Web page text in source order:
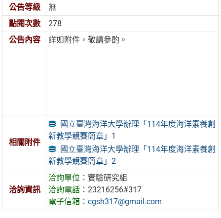
公告等級
無
點閱次數
278
公告內容
詳如附件，敬請參酌。
相關附件
國立臺灣海洋大學辦理「114年度海洋素養創
新教學競賽簡章」1
國立臺灣海洋大學辦理「114年度海洋素養創
新教學競賽簡章」2
洽詢資訊
洽詢單位：實驗研究組
洽詢電話：23216256#317
電子信箱：cgsh317@gmail.com